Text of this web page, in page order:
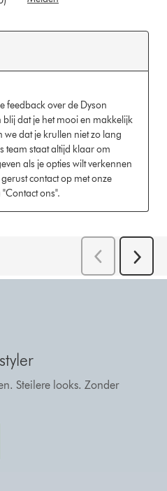
Steilere looks. Zonder